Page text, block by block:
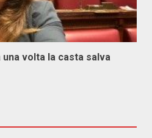
una volta la casta salva